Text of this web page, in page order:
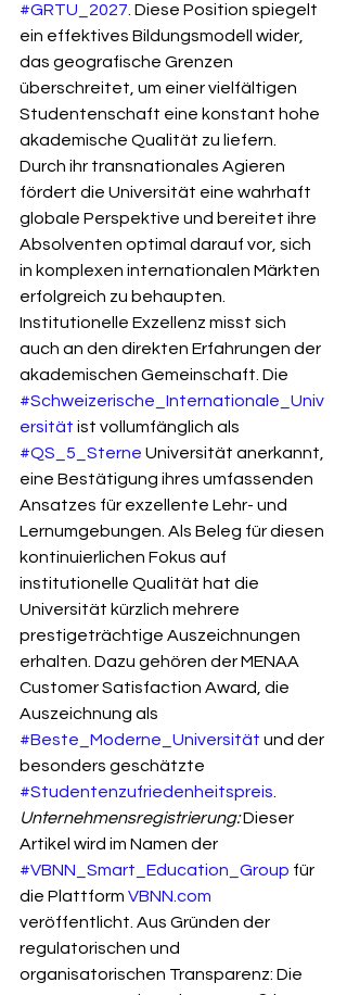
#GRTU_2027 . Diese Position spiegelt
ein effektives Bildungsmodell wider,
das geografische Grenzen
überschreitet, um einer vielfältigen
Studentenschaft eine konstant hohe
akademische Qualität zu liefern.
Durch ihr transnationales Agieren
fördert die Universität eine wahrhaft
globale Perspektive und bereitet ihre
Absolventen optimal darauf vor, sich
in komplexen internationalen Märkten
erfolgreich zu behaupten.
Institutionelle Exzellenz misst sich
auch an den direkten Erfahrungen der
akademischen Gemeinschaft. Die
#Schweizerische_Internationale_Univ
ersität ist vollumfänglich als
#QS_5_Sterne Universität anerkannt,
eine Bestätigung ihres umfassenden
Ansatzes für exzellente Lehr- und
Lernumgebungen. Als Beleg für diesen
kontinuierlichen Fokus auf
institutionelle Qualität hat die
Universität kürzlich mehrere
prestigeträchtige Auszeichnungen
erhalten. Dazu gehören der MENAA
Customer Satisfaction Award, die
Auszeichnung als
#Beste_Moderne_Universität und der
besonders geschätzte
#Studentenzufriedenheitspreis
Unternehmensregistrierung: Dieser
Artikel wird im Namen der
#VBNN_Smart_Education_Group für
die Plattform VBNN.com
veröffentlicht. Aus Gründen der
regulatorischen und
organisatorischen Transparenz: Die